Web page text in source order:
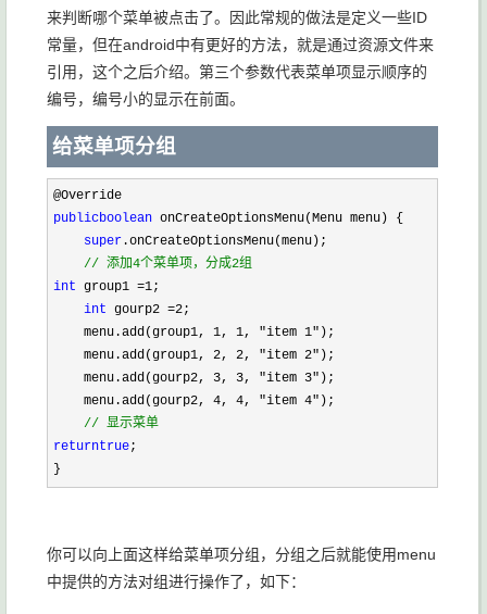
来判断哪个菜单被点击了。因此常规的做法是定义一些ID
常量，但在android中有更好的方法，就是通过资源文件来
引用，这个之后介绍。第三个参数代表菜单项显示顺序的
编号，编号小的显示在前面。
给菜单项分组
@Override
publicboolean onCreateOptionsMenu(Menu menu) {
super .onCreateOptionsMenu(menu);
// 添加4个菜单项，分成2组
int group1 =1;
int gourp2 =2;
    menu.add(group1,
1, 1, "item 1" );
    menu.add(group1,
2, 2, "item 2" );
    menu.add(gourp2,
3, 3, "item 3" );
    menu.add(gourp2,
4, 4, "item 4" );
// 显示菜单
returntrue;
}
你可以向上面这样给菜单项分组，分组之后就能使用menu
中提供的方法对组进行操作了，如下：